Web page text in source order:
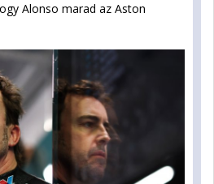
Alonso marad az Aston